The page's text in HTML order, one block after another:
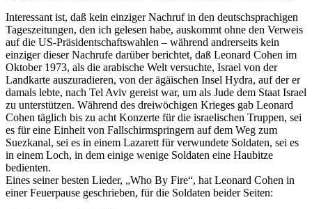
Interessant ist, daß kein einziger Nachruf in den deutschsprachigen
Tageszeitungen, den ich gelesen habe, auskommt ohne den Verweis
auf die US-Präsidentschaftswahlen – während andrerseits kein
einziger dieser Nachrufe darüber berichtet, daß Leonard Cohen im
Oktober 1973, als die arabische Welt versuchte, Israel von der
Landkarte auszuradieren, von der ägäischen Insel Hydra, auf der er
damals lebte, nach Tel Aviv gereist war, um als Jude dem Staat Israel
zu unterstützen. Während des dreiwöchigen Krieges gab Leonard
Cohen täglich bis zu acht Konzerte für die israelischen Truppen, sei
es für eine Einheit von Fallschirmspringern auf dem Weg zum
Suezkanal, sei es in einem Lazarett für verwundete Soldaten, sei es
in einem Loch, in dem einige wenige Soldaten eine Haubitze
bedienten.
Eines seiner besten Lieder, „Who By Fire“, hat Leonard Cohen in
einer Feuerpause geschrieben, für die Soldaten beider Seiten: